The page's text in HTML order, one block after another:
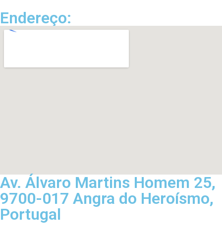
Endereço:
Av. Álvaro Martins Homem 25,
9700-017 Angra do Heroísmo,
Portugal